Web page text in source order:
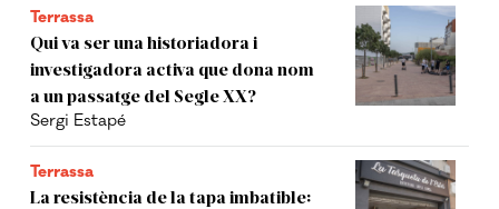
Terrassa
Qui va ser una historiadora i
investigadora activa que dona nom
a un passatge del Segle XX?
Sergi Estapé
Terrassa
La resistència de la tapa imbatible: